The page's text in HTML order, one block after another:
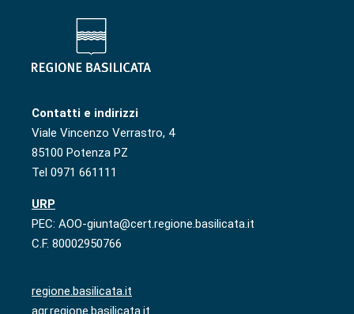
Contatti e indirizzi
Viale Vincenzo Verrastro, 4
85100 Potenza PZ
Tel 0971 661111
URP
PEC: AOO-giunta@cert.regione.basilicata.it
C.F. 80002950766
regione.basilicata.it
agr.regione.basilicata.it